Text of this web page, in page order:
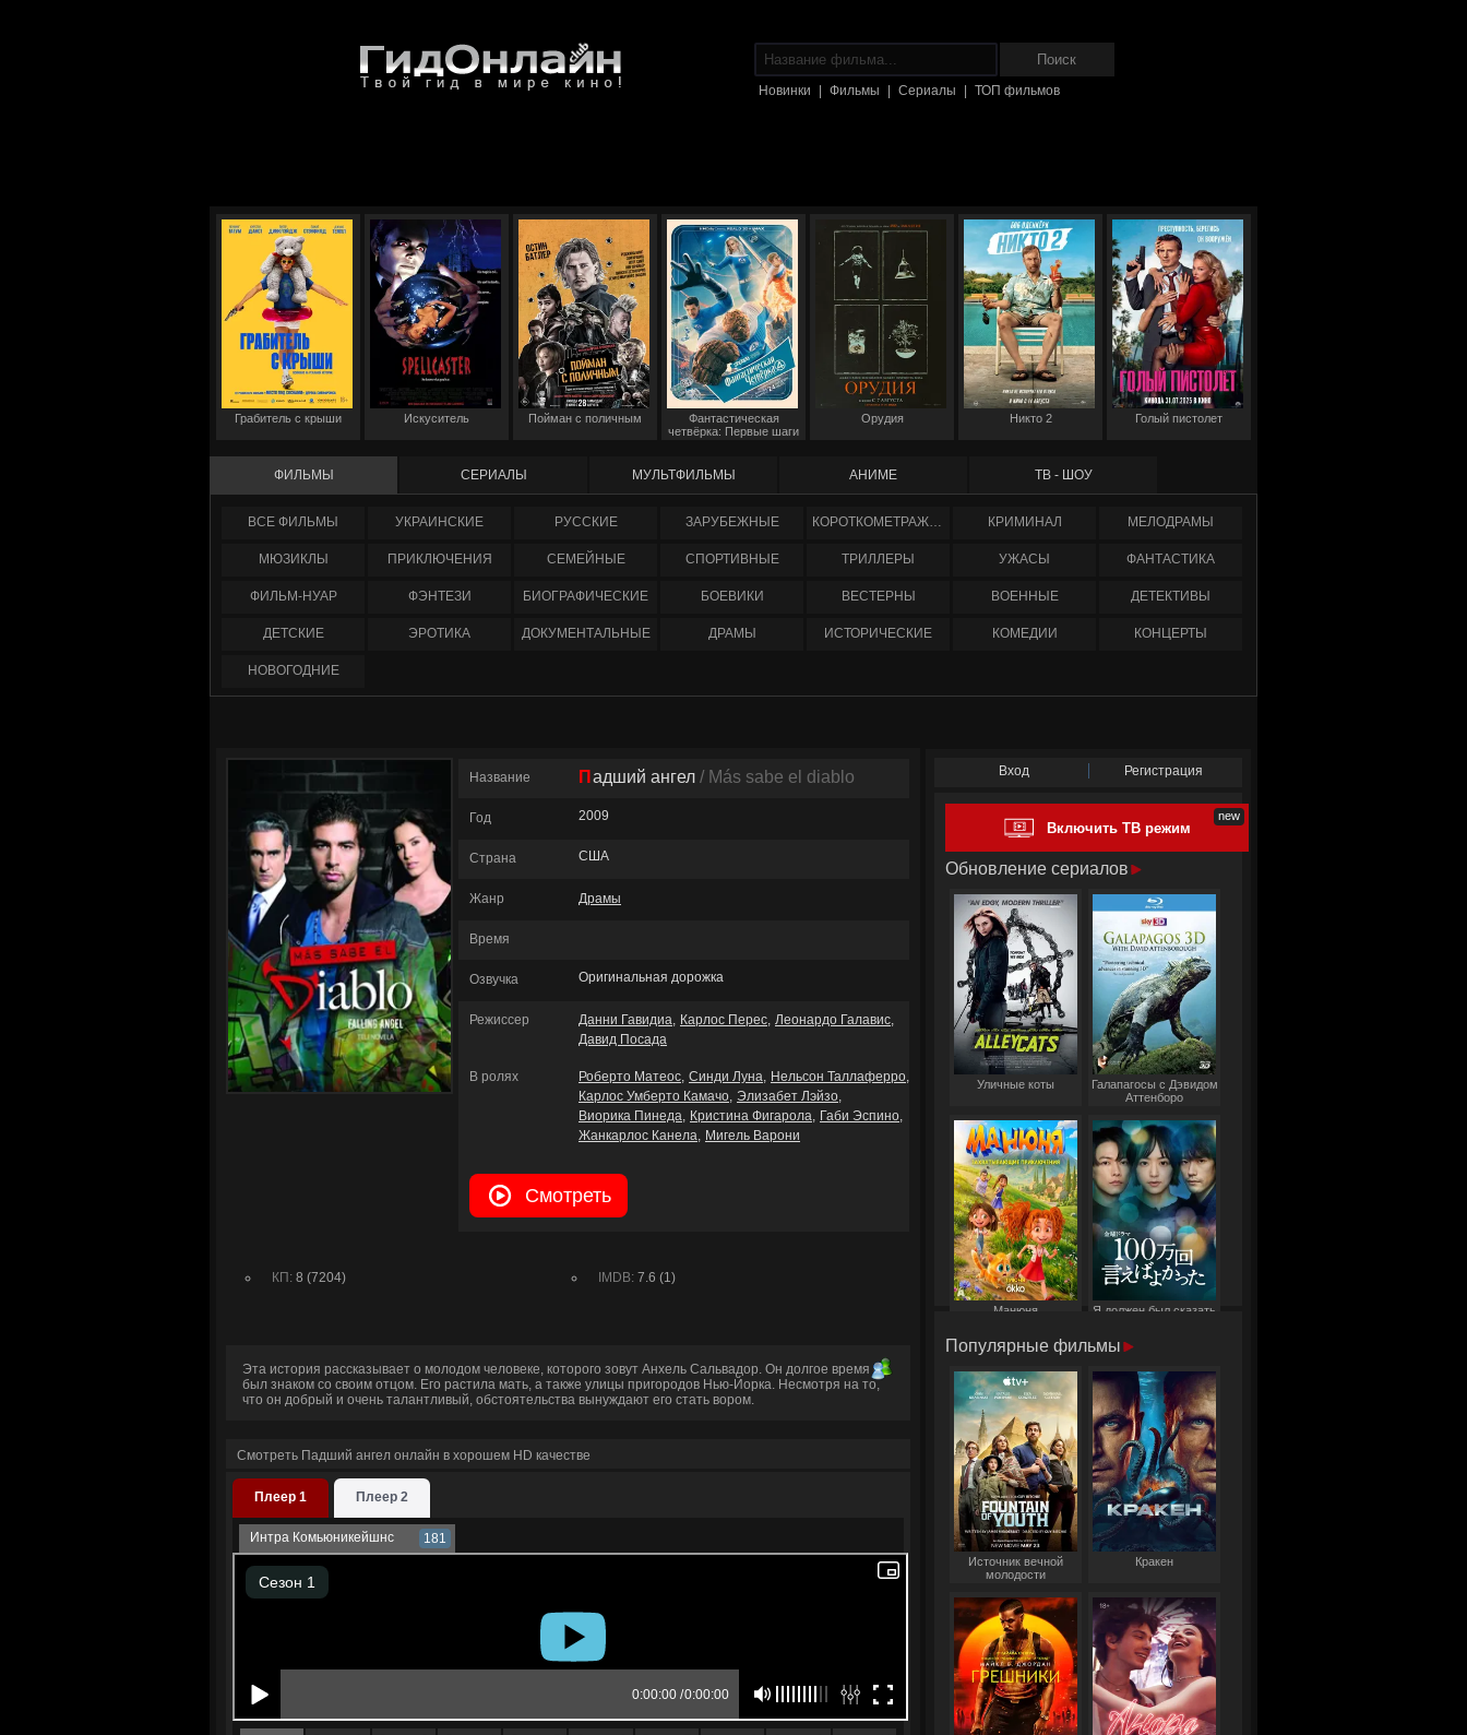
Новинки Фильмы Сериалы ТОП фильмов
Грабитель с крыши Искуситель Пойман с поличным
Фантастическая
четвёрка: Первые шаги
Орудия Никто 2 Голый пистолет
ФИЛЬМЫ СЕРИАЛЫ МУЛЬТФИЛЬМЫ АНИМЕ ТВ - ШОУ
ФИЛЬМЫ УКРАИНCКИЕ РУССКИЕ ЗАРУБЕЖНЫЕ КОРОТКОМЕТРАЖНЫЕ КРИМИНАЛ МЕЛОДРАМЫ
МЮЗИКЛЫ ПРИКЛЮЧЕНИЯ СЕМЕЙНЫЕ СПОРТИВНЫЕ ТРИЛЛЕРЫ УЖАСЫ ФАНТАСТИКА
ФИЛЬМ-НУАР ФЭНТЕЗИ БИОГРАФИЧЕСКИЕ БОЕВИКИ ВЕСТЕРНЫ ВОЕННЫЕ ДЕТЕКТИВЫ
ДЕТСКИЕ ЭРОТИКА ДОКУМЕНТАЛЬНЫЕ ДРАМЫ ИСТОРИЧЕСКИЕ КОМЕДИИ КОНЦЕРТЫ
НОВОГОДНИЕ
Название Падший ангел / Más sabe el diablo
Год 2009
Страна США
Жанр Драмы
Время
Озвучка Оригинальная дорожка
Режиссер Данни Гавидиа Карлос Перес Леонардо Галавис
Давид Посада
В ролях Роберто Матеос Синди Луна
Нельсон Таллаферро
Карлос Умберто Камачо Элизабет Лэйзо
Виорика Пинеда
Кристина Фигарола
Габи Эспино
Жанкарлос Канела
Мигель Варони
Смотреть
КП: 8 (7204) IMDB:7.6 (1)
Эта история рассказывает о молодом человеке, которого зовут Анхель Сальвадор. Он долгое время не
был знаком со своим отцом. Его растила мать, а также улицы пригородов Нью-Йорка. Несмотря на то,
что он добрый и очень талантливый, обстоятельства вынуждают его стать вором.
Смотреть Падший ангел онлайн в хорошем HD качестве
Плеер 1 Плеер 2
Интра Комьюникейшнс 181
Вход Регистрация
Включить ТВ режим
Обновление сериалов
Уличные коты
Галапагосы с Дэвидом
Аттенборо
Манюня
Я должен был сказать
Популярные фильмы
Источник вечной
молодости
Кракен